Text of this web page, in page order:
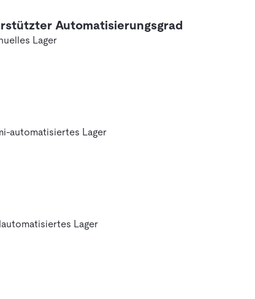
Automatisierungsgrad
Lager
automatisiertes Lager
Lager